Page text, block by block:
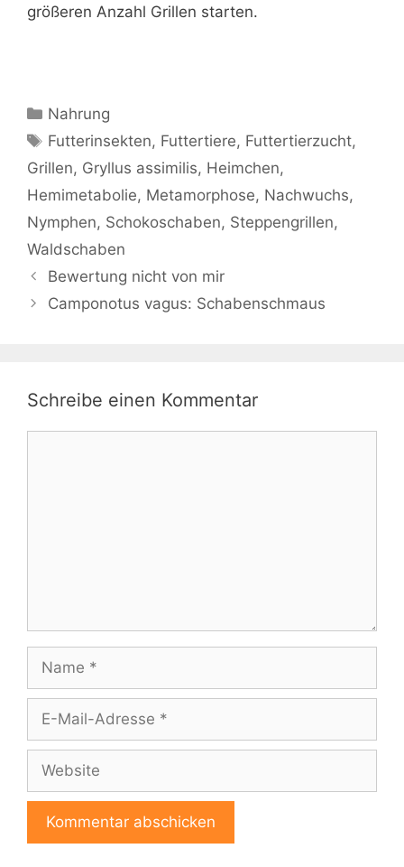
größeren Anzahl Grillen starten.
Kategorien
Nahrung
Schlagwörter
Futterinsekten, Futtertiere, Futtertierzucht,
Grillen, Gryllus assimilis, Heimchen,
Hemimetabolie, Metamorphose, Nachwuchs,
Nymphen, Schokoschaben, Steppengrillen,
Waldschaben
Bewertung nicht von mir
Camponotus vagus: Schabenschmaus
Schreibe einen Kommentar
Mail-
Adresse